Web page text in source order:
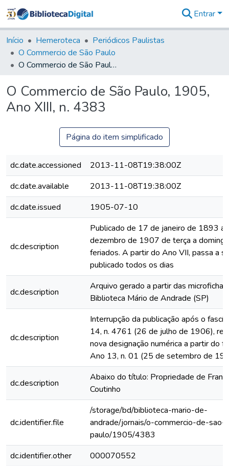
&
Coleções
Tudo na
Biblioteca
Estatísticas
Entrar
Início Hemeroteca
Periódicos Paulistas
O Commercio de São Paulo
O Commercio de São Paulo, 1905, Ano XIII, n. 4383
O Commercio de São Paulo, 1905,
Ano XIII, n. 4383
Página do item simplificado
dc.date.accessioned
2013-11-08T19:38:00Z
dc.date.available
2013-11-08T19:38:00Z
dc.date.issued
1905-07-10
dc.description
Publicado de 17 de janeiro de 1893 a
dezembro de 1907 de terça a
feriados. A partir do Ano VII, passa a
publicado todos os dias
dc.description
Arquivo gerado a partir das
Biblioteca Mário de Andrade (SP)
dc.description
Interrupção da publicação após o
14, n. 4761 (26 de julho de 1906),
nova designação numérica a partir do
Ano 13, n. 01 (25 de setembro de
dc.description
Abaixo do título: Propriedade de
Coutinho
dc.identifier.file
/storage/bd/biblioteca-mario-de-
andrade/jornais/o-commercio-de-sao-
paulo/1905/4383
dc.identifier.other
000070552